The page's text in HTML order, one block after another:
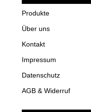
Produkte
Über uns
Kontakt
Impressum
Datenschutz
AGB & Widerruf